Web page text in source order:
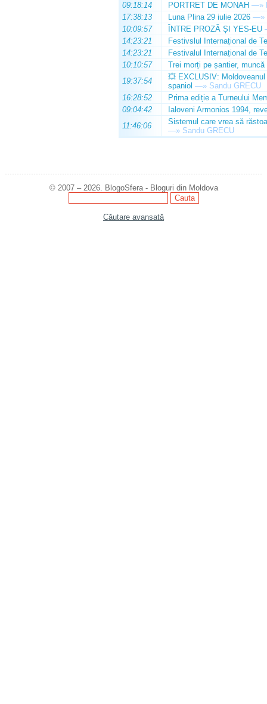
09:18:14
PORTRET DE MONAH —»
17:38:13
Luna Plina 29 iulie 2026 —»
10:09:57
ÎNTRE PROZĂ ȘI YES-EU
14:23:21
Festivslul Internațional de
14:23:21
Festivalul Internațional de
10:10:57
Trei morți pe șantier, muncă
19:37:54
💥 EXCLUSIV:
spaniol —» Sandu GRECU
16:28:52
Prima ediție a Turneului
09:04:42
Ialoveni Armonios 1994,
11:46:06
Sistemul care vrea să
—» Sandu GRECU
© 2007 – 2026. BlogoSfera - Bloguri din Moldova
Căutare avansată